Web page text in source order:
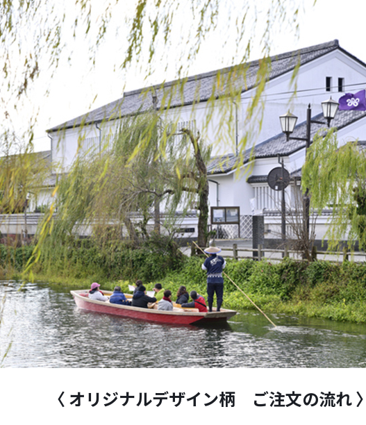
〈 オリジナルデザイン柄 ご注文の流れ